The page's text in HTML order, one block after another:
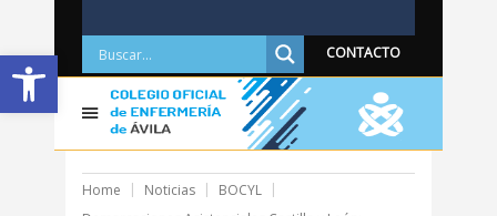
Abrir barra de herramientas CONTACTO
Home Noticias
BOCYL